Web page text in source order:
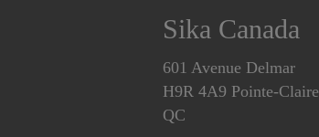
Sika Canada
601 Avenue Delmar
H9R 4A9 Pointe-Claire
QC